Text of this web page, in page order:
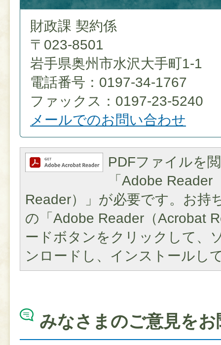
財政課 契約係
〒023-8501
岩手県奥州市水沢大手町1-1
電話番号：0197-34-1767
ファックス：0197-23-5240
メールでのお問い合わせ
PDFファイルを
「Adobe Reader
Reader）」が必要です。お持
の「Adobe Reader（Acrobat
ードボタンをクリックして、
ンロードし、インストールし
みなさまのご意見を